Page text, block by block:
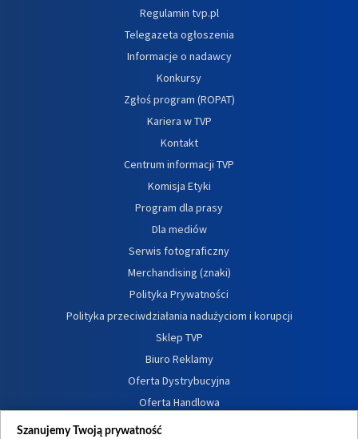
Regulamin tvp.pl
Telegazeta ogłoszenia
Informacje o nadawcy
Konkursy
Zgłoś program (ROPAT)
Kariera w TVP
Kontakt
Centrum informacji TVP
Komisja Etyki
Program dla prasy
Dla mediów
Serwis fotograficzny
Merchandising (znaki)
Polityka Prywatności
Polityka przeciwdziałania nadużyciom i korupcji
Sklep TVP
Biuro Reklamy
Oferta Dystrybucyjna
Oferta Handlowa
Dostępność
Szanujemy Twoją prywatność